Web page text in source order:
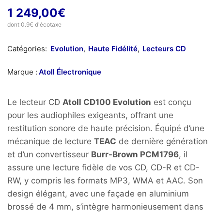
1 249,00€
dont 0.9€ d'écotaxe
Catégories: Evolution, Haute Fidélité, Lecteurs CD
Marque : Atoll Électronique
Le lecteur CD Atoll CD100 Evolution est conçu
pour les audiophiles exigeants, offrant une
restitution sonore de haute précision. Équipé d’une
mécanique de lecture TEAC de dernière génération
et d’un convertisseur Burr-Brown PCM1796, il
assure une lecture fidèle de vos CD, CD-R et CD-
RW, y compris les formats MP3, WMA et AAC. Son
design élégant, avec une façade en aluminium
brossé de 4 mm, s’intègre harmonieusement dans